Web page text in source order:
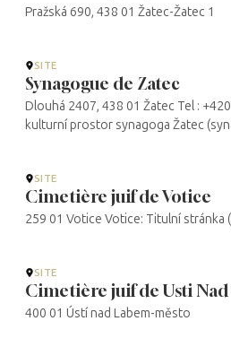
Pražská 690, 438 01 Žatec-Žatec 1
SITE
Synagogue de Zatec
Dlouhá 2407, 438 01 Žatec Tel :
kulturní prostor synagoga Žatec
SITE
Cimetière juif de Votice
259 01 Votice Votice: Titulní stránka
SITE
Cimetière juif de Usti Nad
400 01 Ústí nad Labem-město